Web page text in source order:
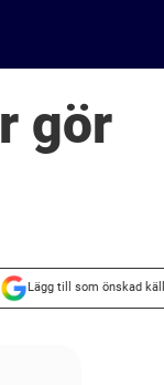
gör
Lägg till som önskad